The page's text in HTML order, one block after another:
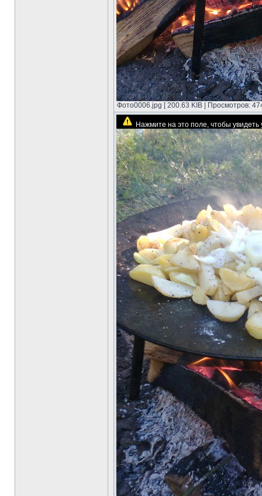
Фото0006.jpg [ 200.63 KIB | Просмотров:
Нажмите на это поле, чтобы